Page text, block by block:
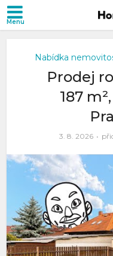
Nabídka
Prodej
187
3. 8. 2026